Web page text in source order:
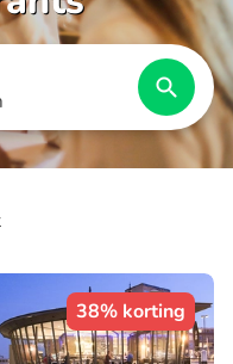
38% korting